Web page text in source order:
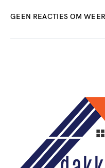
GEEN REACTIES OM